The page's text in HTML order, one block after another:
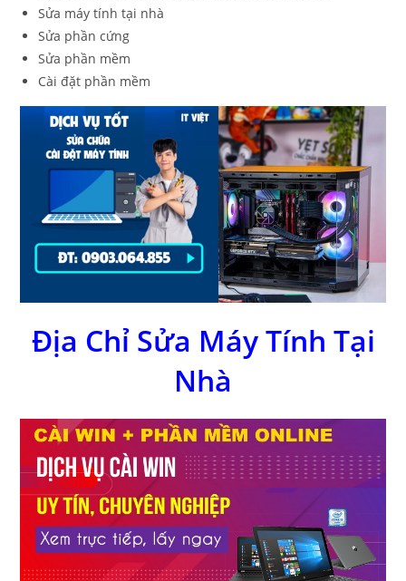
Sửa máy tính tại nhà
Sửa phần cứng
Sửa phần mềm
Cài đặt phần mềm
Địa Chỉ Sửa Máy Tính Tại
Nhà